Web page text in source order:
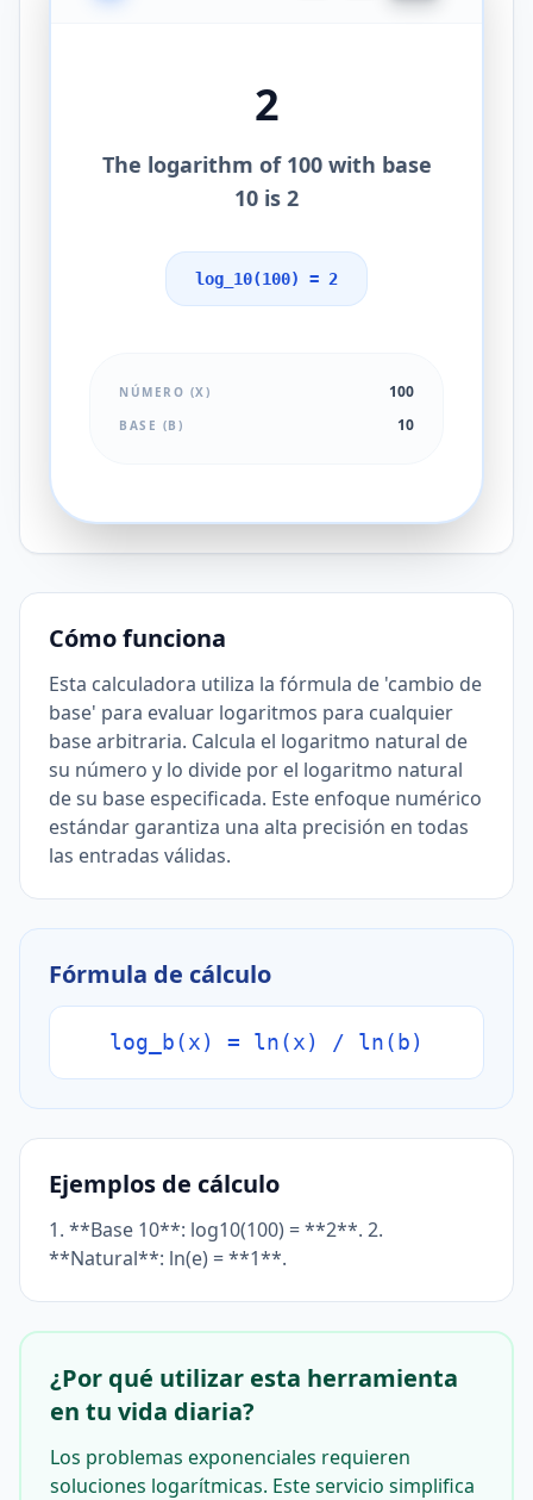
2
The logarithm of 100 with base
10 is 2
log_10(100) = 2
NÚMERO (X) 100
BASE (B) 10
Cómo funciona
Esta calculadora utiliza la fórmula de 'cambio de
base' para evaluar logaritmos para cualquier
base arbitraria. Calcula el logaritmo natural de
su número y lo divide por el logaritmo natural
de su base especificada. Este enfoque numérico
estándar garantiza una alta precisión en todas
las entradas válidas.
Fórmula de cálculo
log_b(x) = ln(x) / ln(b)
Ejemplos de cálculo
1. **Base 10**: log10(100) = **2**. 2.
**Natural**: ln(e) = **1**.
¿Por qué utilizar esta herramienta
en tu vida diaria?
Los problemas exponenciales requieren
soluciones logarítmicas. Este servicio simplifica